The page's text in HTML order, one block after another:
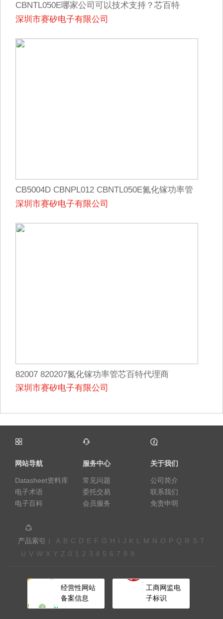
CBNTL050E哪家公司可以技术支持？芯百特
深圳市赛矽电子有限公司
CB5004D CBNPL012 CBNTL050E氮化镓功率管
芯百特代理商
深圳市赛矽电子有限公司
82007 820207氮化镓功率管芯百特代理商
深圳市赛矽电子有限公司
网站导航
Datasheet资料库
电子术语
电子百科
服务中心
常见问题
委托交易
会员服务
关于我们
公司简介
联系我们
免责申明
产品索引： A B C D E F G H I J K L M N O P Q R S T
U V W X Y Z 0 1 2 3 4 5 6 7 8 9
经营性网站
备案信息
工商网监电
子标识